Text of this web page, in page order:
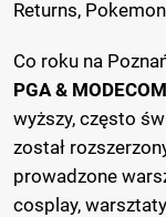
Returns,
Co roku na
PGA &
wyższy, często
został
prowadzone
cosplay,